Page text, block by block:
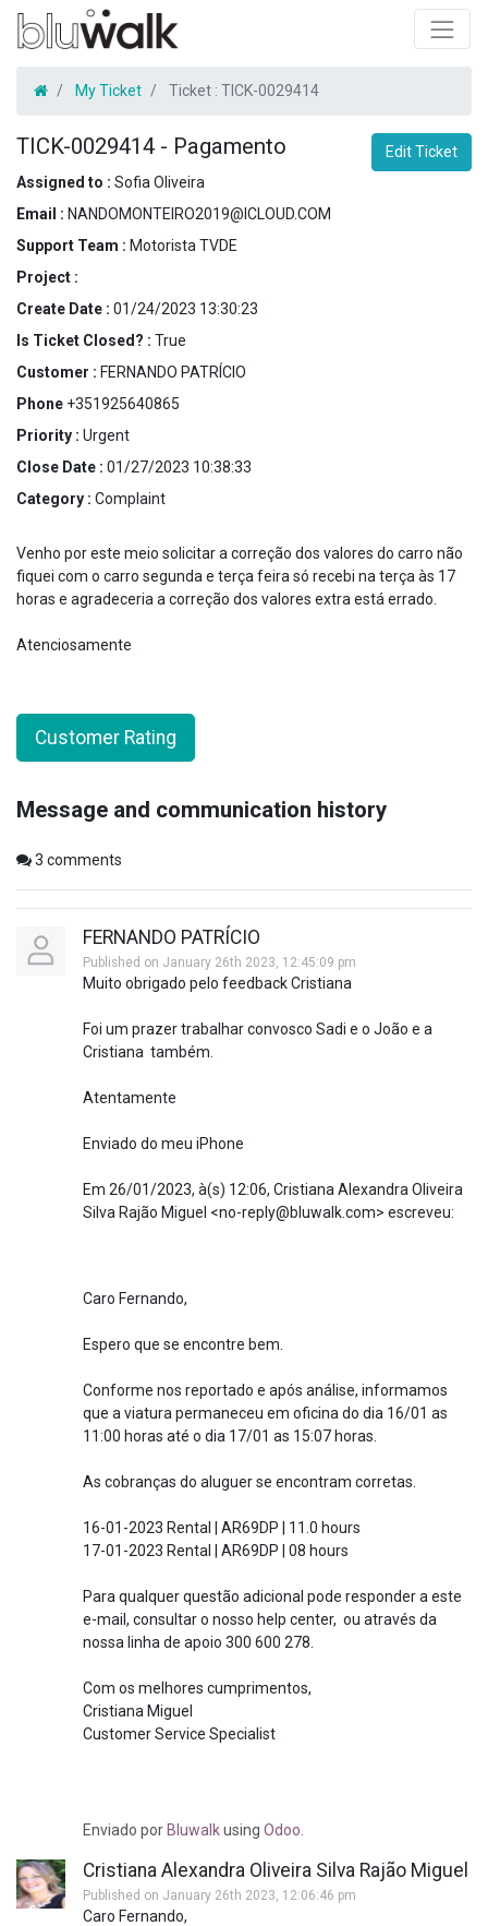
My Ticket Ticket : TICK-0029414
TICK-0029414 - Pagamento
Edit Ticket
Assigned to : Sofia Oliveira
Email : NANDOMONTEIRO2019@ICLOUD.COM
Support Team : Motorista TVDE
Project :
Create Date : 01/24/2023 13:30:23
Is Ticket Closed? : True
Customer : FERNANDO PATRÍCIO
Phone +351925640865
Priority : Urgent
Close Date : 01/27/2023 10:38:33
Category : Complaint
Venho por este meio solicitar a correção dos valores do carro não
fiquei com o carro segunda e terça feira só recebi na terça às 17
horas e agradeceria a correção dos valores extra está errado.
Atenciosamente
Customer Rating
Message and communication history
3 comments
FERNANDO PATRÍCIO
Published on January 26th 2023, 12:45:09 pm
Muito obrigado pelo feedback Cristiana
Foi um prazer trabalhar convosco Sadi e o João e a
Cristiana também.
Atentamente
Enviado do meu iPhone
Em 26/01/2023, à(s) 12:06, Cristiana Alexandra Oliveira
Silva Rajão Miguel <no-reply@bluwalk.com> escreveu:
Caro Fernando,
Espero que se encontre bem.
Conforme nos reportado e após análise, informamos
que a viatura permaneceu em oficina do dia 16/01 as
11:00 horas até o dia 17/01 as 15:07 horas.
As cobranças do aluguer se encontram corretas.
16-01-2023 Rental | AR69DP | 11.0 hours
17-01-2023 Rental | AR69DP | 08 hours
Para qualquer questão adicional pode responder a este
e-mail, consultar o nosso help center, ou através da
nossa linha de apoio 300 600 278.
Com os melhores cumprimentos,
Cristiana Miguel
Customer Service Specialist
Enviado por Bluwalkusing Odoo
Cristiana Alexandra Oliveira Silva Rajão Miguel
Published on January 26th 2023, 12:06:46 pm
Caro Fernando,